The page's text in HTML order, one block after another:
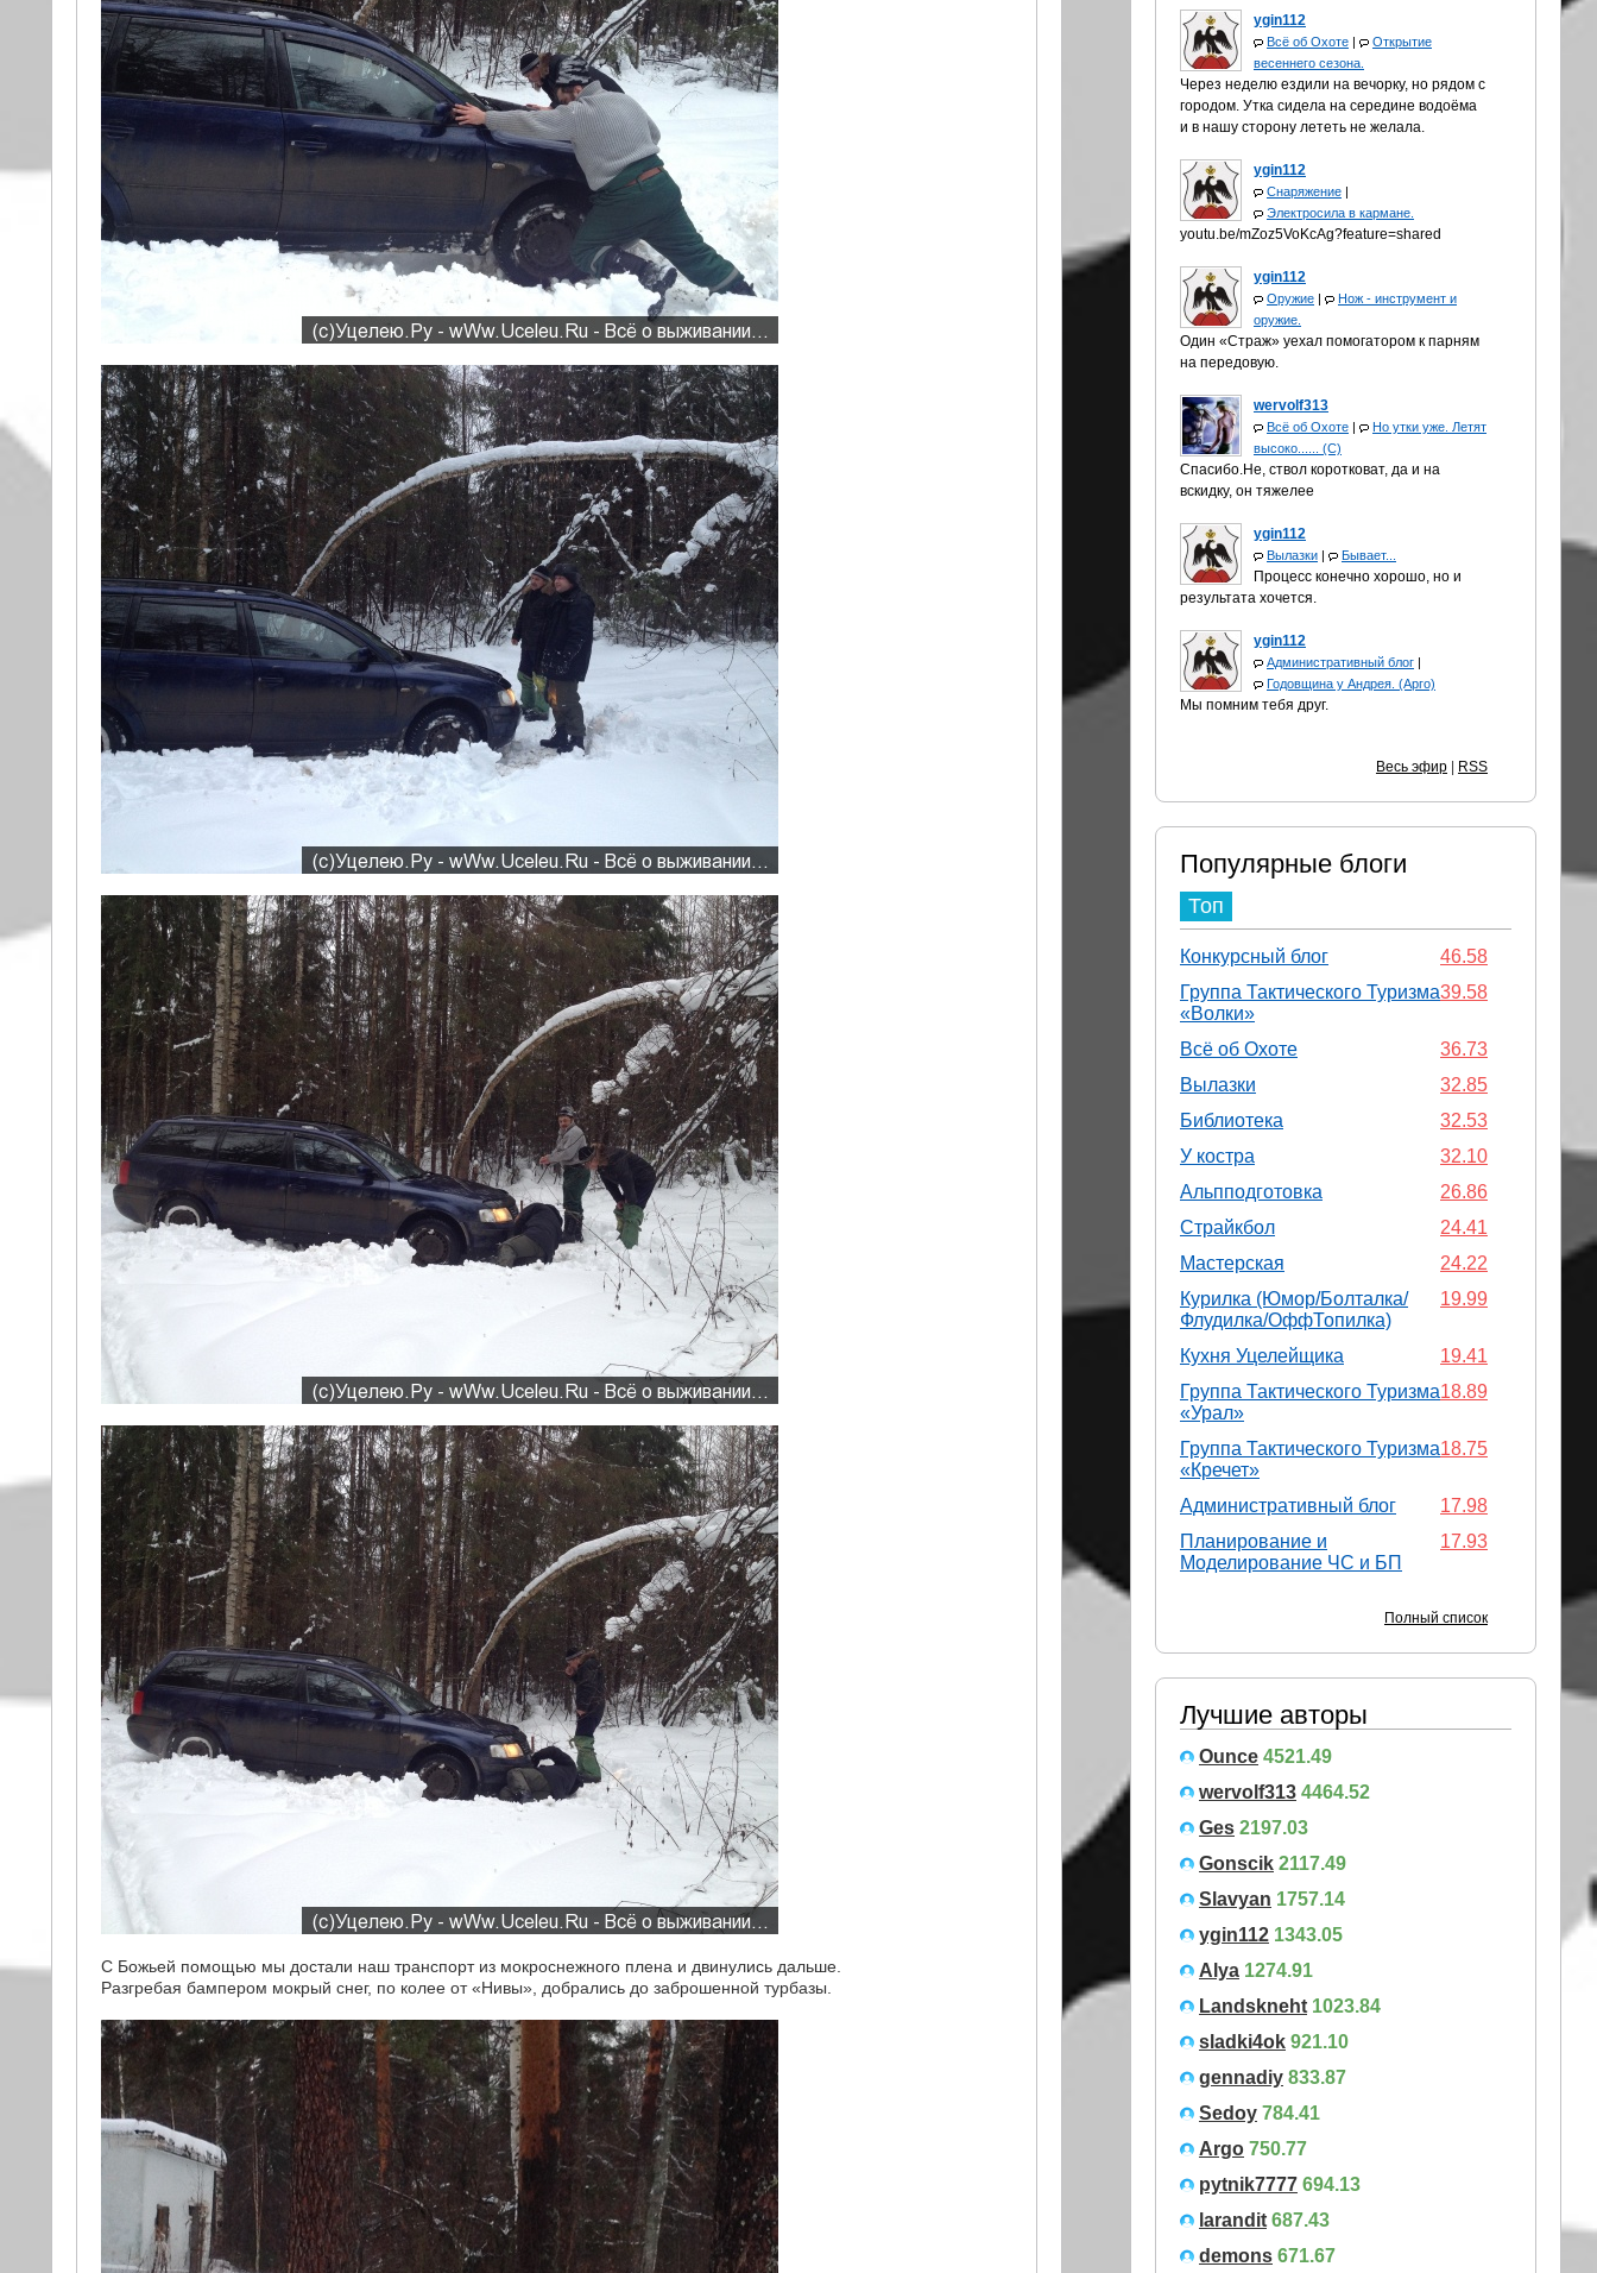
ygin112
Всё об Охоте |
Открытие
весеннего сезона.
Через неделю ездили на вечорку, но рядом с
городом. Утка сидела на середине водоёма
и в нашу сторону лететь не желала.
ygin112
Снаряжение |
Электросила в кармане.
youtu.be/mZoz5VoKcAg?feature=shared
ygin112
Оружие |
Нож - инструмент и
оружие.
Один «Страж» уехал помогатором к парням
на передовую.
wervolf313
Всё об Охоте |
Но утки уже. Летят
высоко...... (С)
Спасибо.Не, ствол коротковат, да и на
вскидку, он тяжелее
ygin112
Вылазки | Бывает...
Процесс конечно хорошо, но и
результата хочется.
ygin112
Административный блог |
Годовщина у Андрея. (Арго)
Мы помним тебя друг.
Весь эфир RSS
Популярные блоги
Топ
46.58
Конкурсный блог
39.58
Группа Тактического Туризма
«Волки»
36.73
Всё об Охоте
32.85
Вылазки
32.53
Библиотека
32.10
У костра
26.86
Альпподготовка
24.41
Страйкбол
24.22
Мастерская
19.99
Курилка (Юмор/Болталка/
Флудилка/ОффТопилка)
19.41
Кухня Уцелейщика
18.89
Группа Тактического Туризма
«Урал»
18.75
Группа Тактического Туризма
«Кречет»
17.98
Административный блог
17.93
Планирование и
Моделирование ЧС и БП
Полный список
Лучшие авторы
Ounce 4521.49
wervolf313 4464.52
Ges 2197.03
Gonscik 2117.49
Slavyan 1757.14
ygin112 1343.05
Alya 1274.91
Landskneht 1023.84
sladki4ok 921.10
gennadiy 833.87
Sedoy 784.41
Argo 750.77
pytnik7777 694.13
larandit 687.43
demons 671.67
С Божьей помощью мы достали наш транспорт из мокроснежного плена и двинулись дальше.
Разгребая бампером мокрый снег, по колее от «Нивы», добрались до заброшенной турбазы.